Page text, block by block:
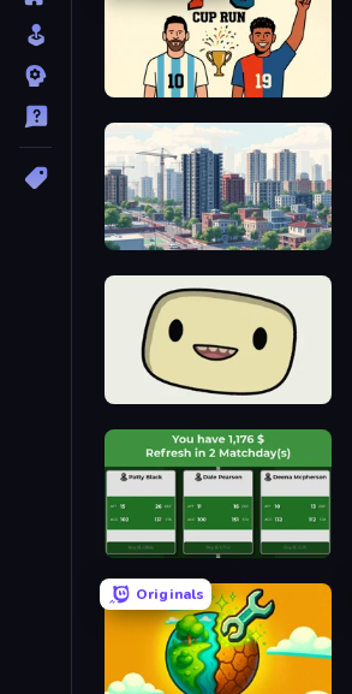
7a0 - World Cup Simulator
SuperCity 3D
SuperWEIRD
Idle Soccer Manager
Originals